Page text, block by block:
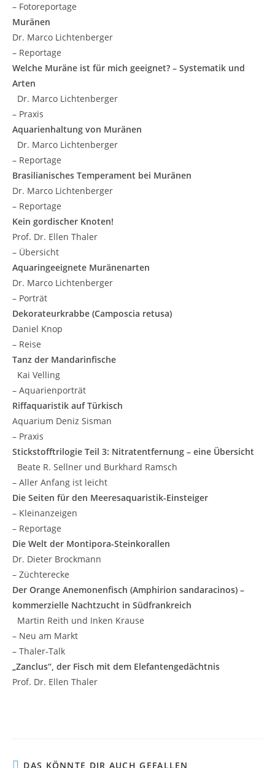
– Fotoreportage
Muränen
Dr. Marco Lichtenberger
– Reportage
Welche Muräne ist für mich geeignet? – Systematik und
Arten
Dr. Marco Lichtenberger
– Praxis
Aquarienhaltung von Muränen
Dr. Marco Lichtenberger
– Reportage
Brasilianisches Temperament bei Muränen
Dr. Marco Lichtenberger
– Reportage
Kein gordischer Knoten!
Prof. Dr. Ellen Thaler
– Übersicht
Aquaringeeignete Muränenarten
Dr. Marco Lichtenberger
– Porträt
Dekorateurkrabbe (Camposcia retusa)
Daniel Knop
– Reise
Tanz der Mandarinfische
Kai Velling
– Aquarienporträt
Riffaquaristik auf Türkisch
Aquarium Deniz Sisman
– Praxis
Stickstofftrilogie Teil 3: Nitratentfernung – eine Übersicht
Beate R. Sellner und Burkhard Ramsch
– Aller Anfang ist leicht
Die Seiten für den Meeresaquaristik-Einsteiger
– Kleinanzeigen
– Reportage
Die Welt der Montipora-Steinkorallen
Dr. Dieter Brockmann
– Züchterecke
Der Orange Anemonenfisch (Amphirion sandaracinos) –
kommerzielle Nachtzucht in Südfrankreich
Martin Reith und Inken Krause
– Neu am Markt
– Thaler-Talk
„Zanclus“, der Fisch mit dem Elefantengedächtnis
Prof. Dr. Ellen Thaler
DAS KÖNNTE DIR AUCH GEFALLEN